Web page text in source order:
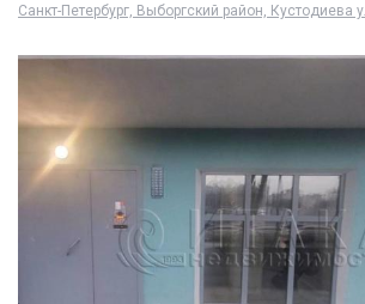
Санкт-Петербург, Выборгский район, Кустодиева